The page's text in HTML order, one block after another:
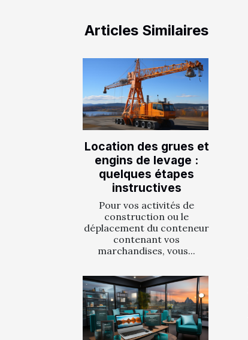
Articles Similaires
Location des grues et
engins de levage :
quelques étapes
instructives
Pour vos activités de
construction ou le
déplacement du conteneur
contenant vos
marchandises, vous...